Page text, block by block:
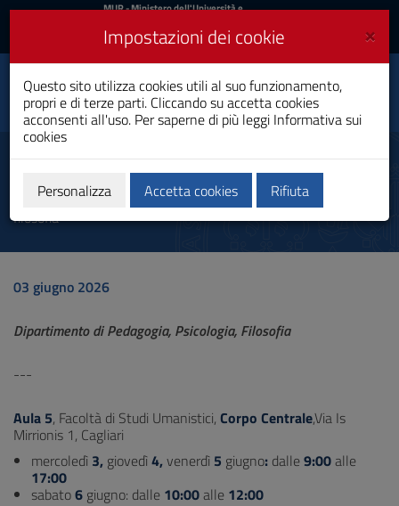
Vai
al
navigazione
sito
al
MIUR
Accedi
MUR- Ministero dell'Università e
Accedi UniCA News
Toggle
navigation
Università degli
Studi di Cagliari
Scuola Estiva sulla Meta-analisi
Autore dell'avviso: Dipartimento di Pedagogia, psicologia,
filosofia
03 giugno 2026
Dipartimento di Pedagogia, Psicologia, Filosofia
---
Aula 5, Facoltà di Studi Umanistici, Corpo Centrale,Via Is
Mirrionis 1, Cagliari
mercoledì 3, giovedì4,venerdì 5 giugno: dalle9:00alle
17:00
sabato6 giugno: dalle 10:00alle 12:00
×
Impostazioni dei cookie
Questo sito utilizza cookies utili al suo funzionamento,
propri e di terze parti. Cliccando su accetta cookies
acconsenti all'uso. Per saperne di più leggi Informativa sui
cookies
Personalizza Accetta cookies Rifiuta